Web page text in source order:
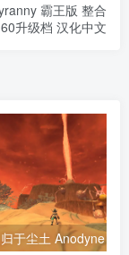
霸王版 整合
升级档 汉化中文